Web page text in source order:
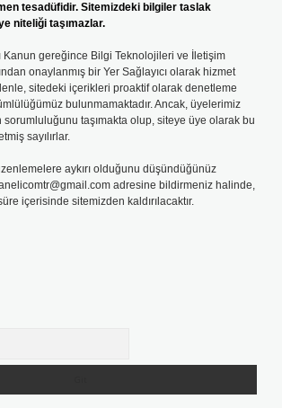
tesadüfidir. Sitemizdeki bilgiler taslak
niteliği taşımazlar.
Kanun gereğince Bilgi Teknolojileri ve İletişim
onaylanmış bir Yer Sağlayıcı olarak hizmet
sitedeki içerikleri proaktif olarak denetleme
bulunmamaktadır. Ancak, üyelerimiz
sorumluluğunu taşımakta olup, siteye üye olarak bu
sayılırlar.
aykırı olduğunu düşündüğünüz
adresine bildirmeniz halinde,
içerisinde sitemizden kaldırılacaktır.